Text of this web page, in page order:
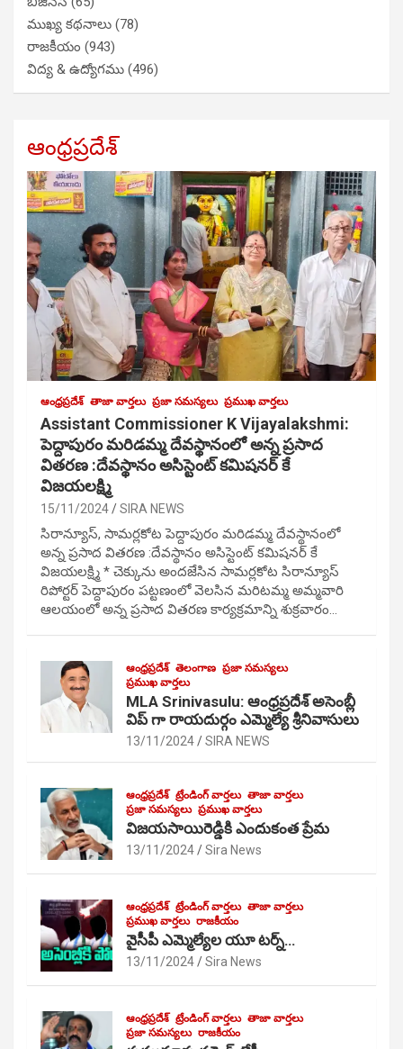
ముఖ్య కథనాలు (78)
రాజకీయం (943)
విద్య & ఉద్యోగము (496)
ఆంధ్రప్రదేశ్
ఆంధ్రప్రదేశ్ తాజా వార్తలు ప్రజా సమస్యలు ప్రముఖ వార్తలు
Assistant Commissioner K Vijayalakshmi:
పెద్దాపురం మరిడమ్మ దేవస్థానంలో అన్న ప్రసాద
వితరణ :దేవస్థానం అసిస్టెంట్ కమిషనర్ కే
విజయలక్ష్మి
15/11/2024 SIRA NEWS
సిరాన్యూస్, సామర్లకోట పెద్దాపురం మరిడమ్మ దేవస్థానంలో
అన్న ప్రసాద వితరణ :దేవస్థానం అసిస్టెంట్ కమిషనర్ కే
విజయలక్ష్మి * చెక్కును అందజేసిన సామర్లకోట సిరాన్యూస్
రిపోర్టర్ పెద్దాపురం పట్టణంలో వెలసిన మరిటమ్మ అమ్మవారి
ఆలయంలో అన్న ప్రసాద వితరణ కార్యక్రమాన్ని శుక్రవారం…
ఆంధ్రప్రదేశ్ తెలంగాణ ప్రజా సమస్యలు
ప్రముఖ వార్తలు
MLA Srinivasulu: ఆంధ్రప్రదేశ్ అసెంబ్లీ
విప్ గా రాయదుర్గం ఎమ్మెల్యే శ్రీనివాసులు
13/11/2024 SIRA NEWS
ఆంధ్రప్రదేశ్ ట్రేండింగ్ వార్తలు తాజా వార్తలు
ప్రజా సమస్యలు ప్రముఖ వార్తలు
విజయసాయిరెడ్డికి ఎందుకంత ప్రేమ
13/11/2024 Sira News
ఆంధ్రప్రదేశ్ ట్రేండింగ్ వార్తలు తాజా వార్తలు
ప్రముఖ వార్తలు రాజకీయం
వైసీపీ ఎమ్మెల్యేల యూ టర్న్…
13/11/2024 Sira News
ఆంధ్రప్రదేశ్ ట్రేండింగ్ వార్తలు తాజా వార్తలు
ప్రజా సమస్యలు రాజకీయం